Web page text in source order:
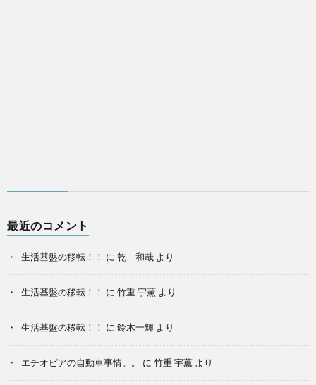
最近のコメント
生活基盤の移転！！ に 乾 和哉 より
生活基盤の移転！！ に 竹重 宇薫 より
生活基盤の移転！！ に 鈴木一輝 より
エチオピアの自動車事情。。 に 竹重 宇薫 より